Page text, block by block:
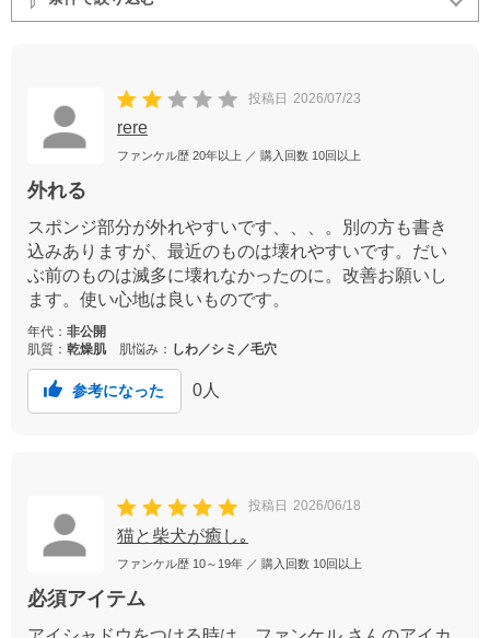
投稿日 2026/07/23
rere
ファンケル歴 20年以上 ／ 購入回数 10回以上
外れる
スポンジ部分が外れやすいです、、、。別の方も書き
込みありますが、最近のものは壊れやすいです。だい
ぶ前のものは滅多に壊れなかったのに。改善お願いし
ます。使い心地は良いものです。
年代： 非公開
肌質： 乾燥肌 肌悩み： しわ／シミ／毛穴
参考になった 0人
投稿日 2026/06/18
猫と柴犬が癒し｡
ファンケル歴 10～19年 ／ 購入回数 10回以上
必須アイテム